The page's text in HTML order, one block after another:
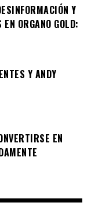
Y
ORGANO GOLD:
Y ANDY
EN